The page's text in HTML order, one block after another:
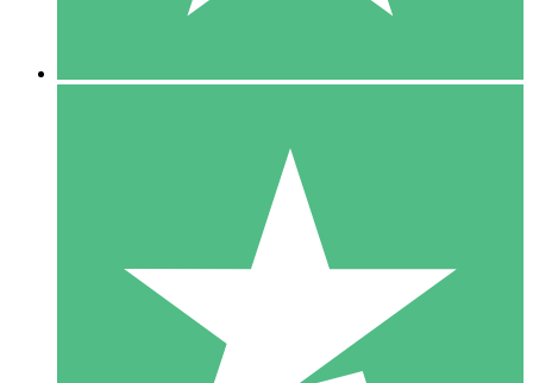
10 Téléchargements
20 00